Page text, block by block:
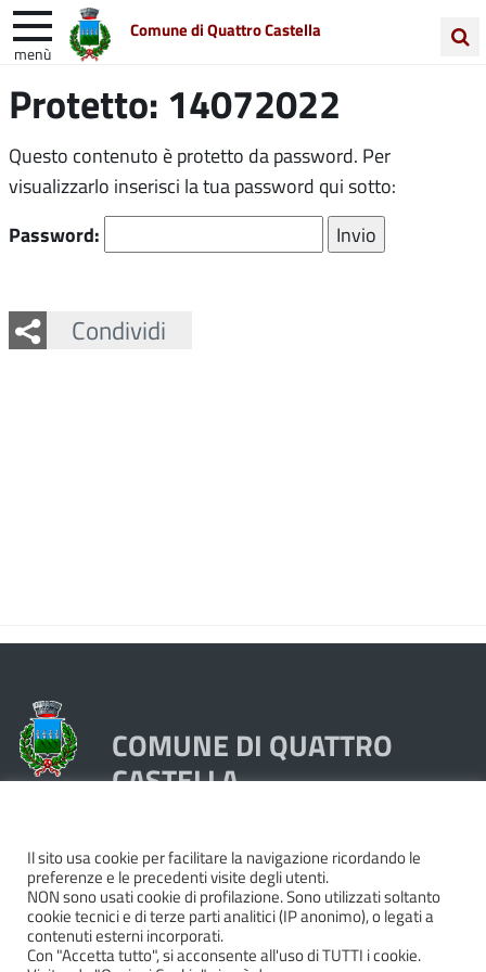
Comune di Quattro Castella
menù
nel
Entra in Comune Vivi Quattro Castella
Unione Colline Matildiche
Protetto: 14072022
Questo contenuto è protetto da password. Per
visualizzarlo inserisci la tua password qui sotto:
Password:
Condividi
Facebook
Twitter
Whatsapp
COMUNE DI QUATTRO
CASTELLA
Piazza Dante 1, 42020 Quattro Castella (RE)
Tel. 0522249211 - Fax 0522249298
Codice Fiscale e Partita Iva 00439250358
Pec:quattrocastella@cert.provincia.re.it
Il sito usa cookie per facilitare la navigazione ricordando le
preferenze e le precedenti visite degli utenti.
NON sono usati cookie di profilazione. Sono utilizzati soltanto
cookie tecnici e di terze parti analitici (IP anonimo), o legati a
contenuti esterni incorporati.
Con "Accetta tutto", si acconsente all'uso di TUTTI i cookie.